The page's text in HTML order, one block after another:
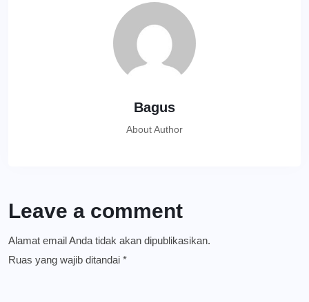
Bagus
About Author
Leave a comment
Alamat email Anda tidak akan dipublikasikan.
Ruas yang wajib ditandai *